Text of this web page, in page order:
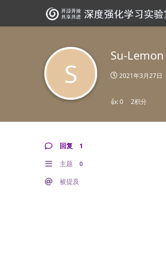
S
Su-Lemon
2021年3月27日
👍:0 2积分
回复 1
主题 0
被提及